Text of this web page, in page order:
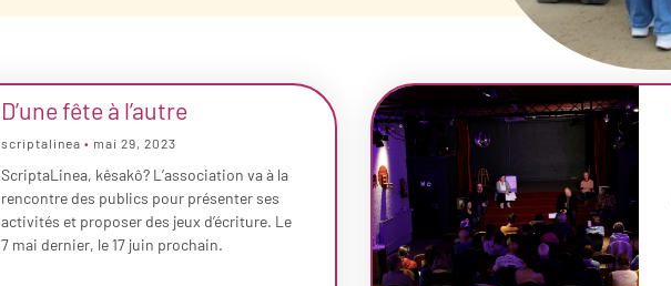
D’une fête à l’autre
scriptalinea mai 29, 2023
ScriptaLinea, kêsakô? L’association va à la
rencontre des publics pour présenter ses
activités et proposer des jeux d’écriture. Le
7 mai dernier, le 17 juin prochain.